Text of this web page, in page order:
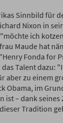
Sinnbild für
Nixon in
ich
Maude hat
Fonda for
Talent dazu:
aber zu einem
Obama, im
– dank
Tradition